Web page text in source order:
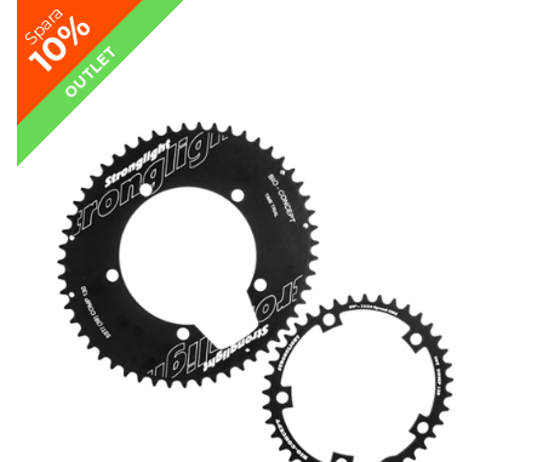
Spara
10%
OUTLET